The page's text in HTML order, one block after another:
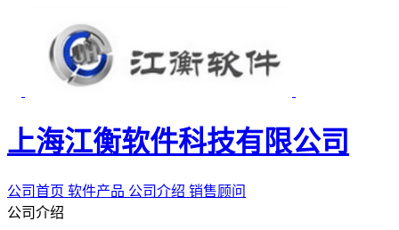
上海江衡软件科技有限公司
公司首页 软件产品 公司介绍 销售顾问
公司介绍